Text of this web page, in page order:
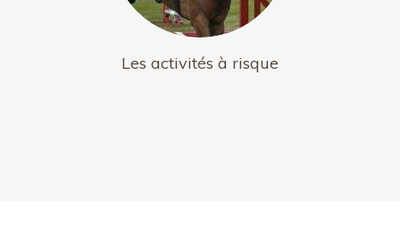
Les activités à risque